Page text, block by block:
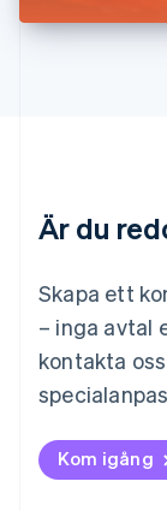
Är du
Skapa ett
– inga avtal
kontakta
Kom igång
Luxemburg
Norge
English
Nya
English
English
Português
Rumänien